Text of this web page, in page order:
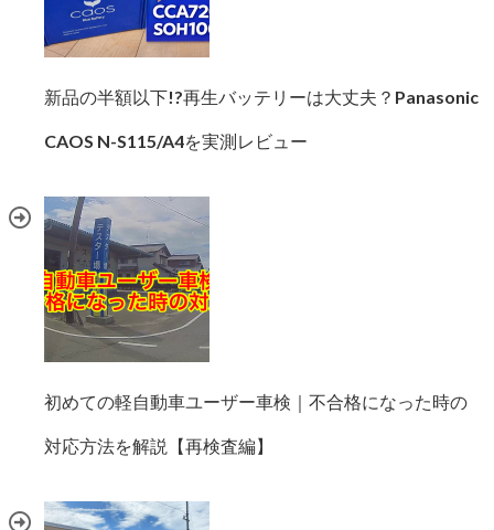
新品の半額以下!?再生バッテリーは大丈夫？Panasonic
CAOS N-S115/A4を実測レビュー
初めての軽自動車ユーザー車検｜不合格になった時の
対応方法を解説【再検査編】